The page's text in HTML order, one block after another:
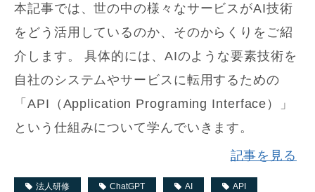
本記事では、世の中の様々なサービスがAI技術
をどう活用しているのか、そのからくりをご紹
介します。 具体的には、AIのような要素技術を
自社のシステムやサービスに転用するための
「API（Application Programing Interface）」
という仕組みについて学んでいきます。
記事を見る
法人研修 ChatGPT AI API